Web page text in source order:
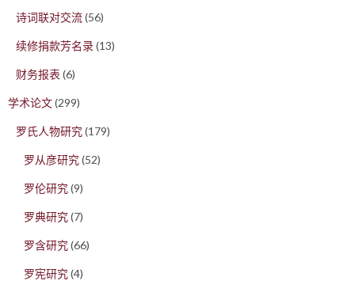
诗词联对交流(56)
续修捐款芳名录(13)
财务报表 (6)
学术论文(299)
罗氏人物研究(179)
罗从彦研究(52)
罗伦研究(9)
罗典研究(7)
罗含研究(66)
罗宪研究(4)